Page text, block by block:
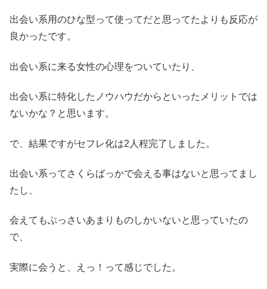
出会い系用のひな型って使ってだと思ってたよりも反応が
良かったです。
出会い系に来る女性の心理をついていたり、
出会い系に特化したノウハウだからといったメリットでは
ないかな？と思います。
で、結果ですがセフレ化は2人程完了しました。
出会い系ってさくらばっかで会える事はないと思ってまし
たし、
会えてもぶっさいあまりものしかいないと思っていたの
で、
実際に会うと、えっ！って感じでした。